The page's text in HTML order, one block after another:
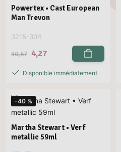
Powertex • Cast European
Man Trevon
3215-304
10,67 4,27
Disponible immédiatement
-40 %
Martha Stewart • Verf
metallic 59ml